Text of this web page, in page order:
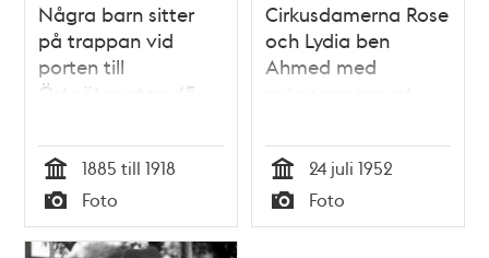
Några barn sitter
på trappan vid
porten till
Östgötagatan 45,
Tid
1885 till 1918
Typ
Foto
Cirkusdamerna Rose
och Lydia ben
Ahmed med
gör här framför
NK:s glasskiosk vid
Hamngatan 18-20
reklam för Cirkus
Tid
24 juli 1952
Typ
Foto